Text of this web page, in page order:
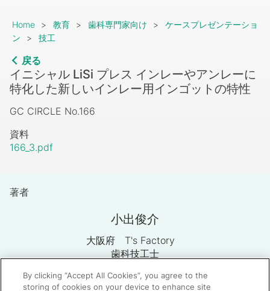
Breadcrumb
Home 教育 歯科専門家向け
ケースプレゼンテーショ
ン
技工
戻る
イニシャル LiSi プレス インレーやアンレーに
特化した新しいインレー用インゴットの特性
GC CIRCLE No.166
資料
166_3.pdf
著者
小出俊介
大阪府 T's Factory
歯科技工士
By clicking “Accept All Cookies”, you agree to the
storing of cookies on your device to enhance site